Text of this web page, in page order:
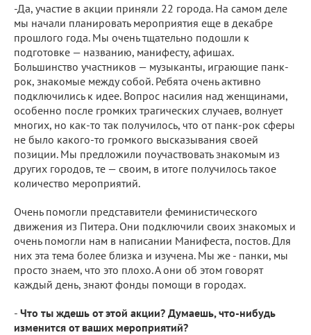
-Да, участие в акции приняли 22 города. На самом деле
мы начали планировать мероприятия еще в декабре
прошлого года. Мы очень тщательно подошли к
подготовке — названию, манифесту, афишах.
Большинство участников — музыканты, играющие панк-
рок, знакомые между собой. Ребята очень активно
подключились к идее. Вопрос насилия над женщинами,
особенно после громких трагических случаев, волнует
многих, но как-то так получилось, что от панк-рок сферы
не было какого-то громкого высказывания своей
позиции. Мы предложили поучаствовать знакомым из
других городов, те — своим, в итоге получилось такое
количество мероприятий.
Очень помогли представители феминистического
движения из Питера. Они подключили своих знакомых и
очень помогли нам в написании Манифеста, постов. Для
них эта тема более близка и изучена. Мы же - панки, мы
просто знаем, что это плохо. А они об этом говорят
каждый день, знают фонды помощи в городах.
- Что ты ждешь от этой акции? Думаешь, что-нибудь
изменится от ваших мероприятий?